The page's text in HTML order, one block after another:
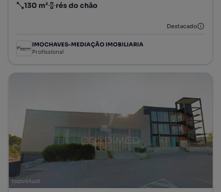
Preço por metro quadrado
130 m²
Andar rés do chão
Destacado
IMOCHAVES-MEDIAÇÃO IMOBILIARIA
Profissional